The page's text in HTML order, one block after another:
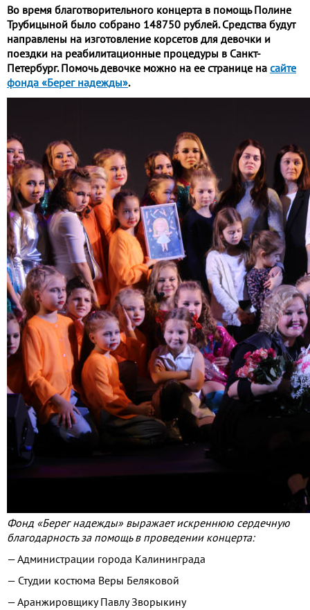
Во время благотворительного концерта в помощь Полине
Трубицыной было собрано 148750 рублей. Средства будут
направлены на изготовление корсетов для девочки и
поездки на реабилитационные процедуры в Санкт-
Петербург. Помочь девочке можно на ее странице на сайте
фонда «Берег надежды».
Фонд «Берег надежды» выражает искреннюю сердечную
благодарность за помощь в проведении концерта:
— Администрации города Калининграда
— Студии костюма Веры Беляковой
— Аранжировщику Павлу Зворыкину